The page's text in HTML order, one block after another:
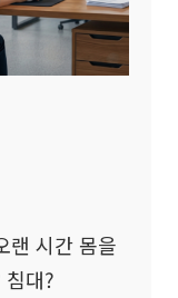
랜 시간 몸을
대?